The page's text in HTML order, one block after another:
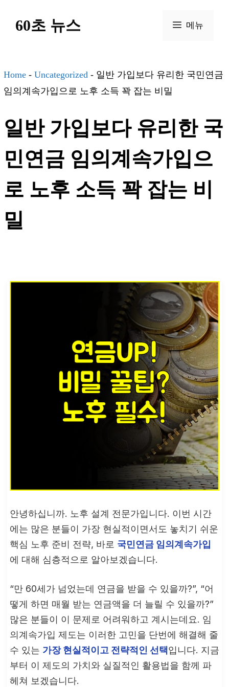
건
너
기
60초 뉴스 메뉴
Home - Uncategorized - 일반 가입보다 유리한 국민연금
임의계속가입으로 노후 소득 꽉 잡는 비밀
일반 가입보다 유리한 국
민연금 임의계속가입으
로 노후 소득 꽉 잡는 비
밀
안녕하십니까. 노후 설계 전문가입니다. 이번 시간
에는 많은 분들이 가장 현실적이면서도 놓치기 쉬운
핵심 노후 준비 전략, 바로 국민연금 임의계속가입
에 대해 심층적으로 알아보겠습니다.
“만 60세가 넘었는데 연금을 받을 수 있을까?”, “어
떻게 하면 매월 받는 연금액을 더 늘릴 수 있을까?”
많은 분들이 이 문제로 어려워하고 계시는데요. 임
의계속가입 제도는 이러한 고민을 단번에 해결해 줄
수 있는 가장 현실적이고 전략적인 선택입니다. 지금
부터 이 제도의 가치와 실질적인 활용법을 함께 파
헤쳐 보겠습니다.